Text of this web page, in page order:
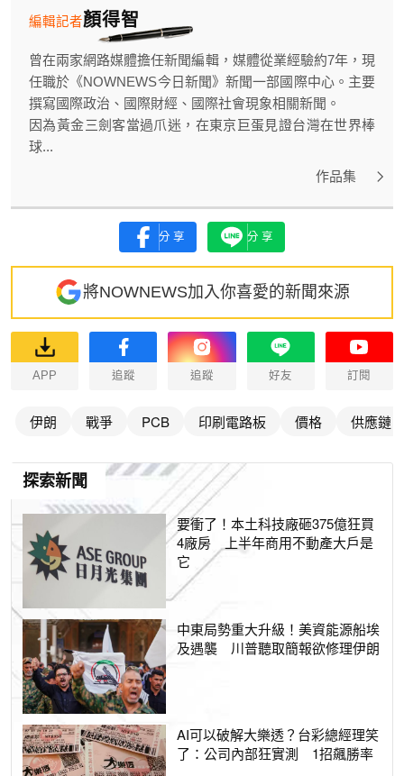
顏得智
編輯記者
曾在兩家網路媒體擔任新聞編輯，媒體從業經驗約7年，現
任職於《NOWNEWS今日新聞》新聞一部國際中心。主要
撰寫國際政治、國際財經、國際社會現象相關新聞。
因為黃金三劍客當過爪迷，在東京巨蛋見證台灣在世界棒
球...
作品集
分享 分享
將NOWNEWS加入你喜愛的新聞來源
APP 追蹤 追蹤 好友 訂閱
伊朗 戰爭 PCB 印刷電路板 價格 供應鏈
探索新聞
要衝了！本土科技廠砸375億狂買
4廠房 上半年商用不動產大戶是
它
中東局勢重大升級！美資能源船埃
及遇襲 川普聽取簡報欲修理伊朗
AI可以破解大樂透？台彩總經理笑
了：公司內部狂實測 1招飆勝率